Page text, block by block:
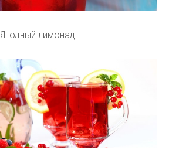
Ягодный лимонад